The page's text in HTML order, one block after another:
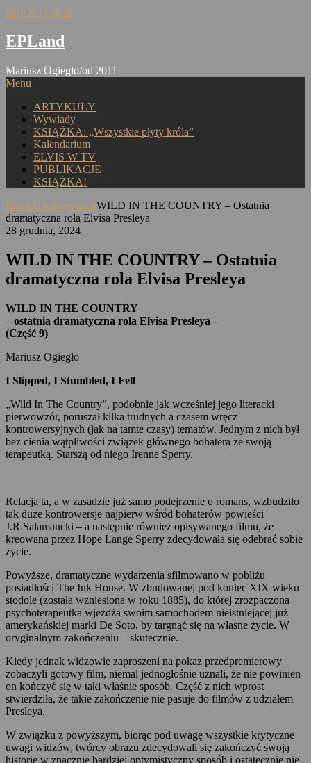
Skip to content
EPLand
Mariusz Ogiegło/od 2011
Menu
ARTYKUŁY
Wywiady
KSIĄŻKA: „Wszystkie płyty króla”
Kalendarium
ELVIS W TV
PUBLIKACJE
KSIĄŻKA!
HomeUncategorizedWILD IN THE COUNTRY – Ostatnia
dramatyczna rola Elvisa Presleya
28 grudnia, 2024
WILD IN THE COUNTRY – Ostatnia
dramatyczna rola Elvisa Presleya
WILD IN THE COUNTRY
– ostatnia dramatyczna rola Elvisa Presleya –
(Część 9)
Mariusz Ogiegło
I Slipped, I Stumbled, I Fell
„Wild In The Country”, podobnie jak wcześniej jego literacki
pierwowzór, poruszał kilka trudnych a czasem wręcz
kontrowersyjnych (jak na tamte czasy) tematów. Jednym z nich był
bez cienia wątpliwości związek głównego bohatera ze swoją
terapeutką. Starszą od niego Irenne Sperry.
Relacja ta, a w zasadzie już samo podejrzenie o romans, wzbudziło
tak duże kontrowersje najpierw wśród bohaterów powieści
J.R.Salamancki – a następnie również opisywanego filmu, że
kreowana przez Hope Lange Sperry zdecydowała się odebrać sobie
życie.
Powyższe, dramatyczne wydarzenia sfilmowano w pobliżu
posiadłości The Ink House. W zbudowanej pod koniec XIX wieku
stodole (została wzniesiona w roku 1885), do której zrozpaczona
psychoterapeutka wjeżdża swoim samochodem nieistniejącej już
amerykańskiej marki De Soto, by targnąć się na własne życie. W
oryginalnym zakończeniu – skutecznie.
Kiedy jednak widzowie zaproszeni na pokaz przedpremierowy
zobaczyli gotowy film, niemal jednogłośnie uznali, że nie powinien
on kończyć się w taki właśnie sposób. Część z nich wprost
stwierdziła, że takie zakończenie nie pasuje do filmów z udziałem
Presleya.
W związku z powyższym, biorąc pod uwagę wszystkie krytyczne
uwagi widzów, twórcy obrazu zdecydowali się zakończyć swoją
historię w znacznie bardziej optymistyczny sposób i ostatecznie nie